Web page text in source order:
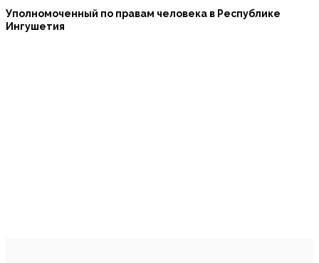
Уполномоченный по правам человека в Республике
Ингушетия